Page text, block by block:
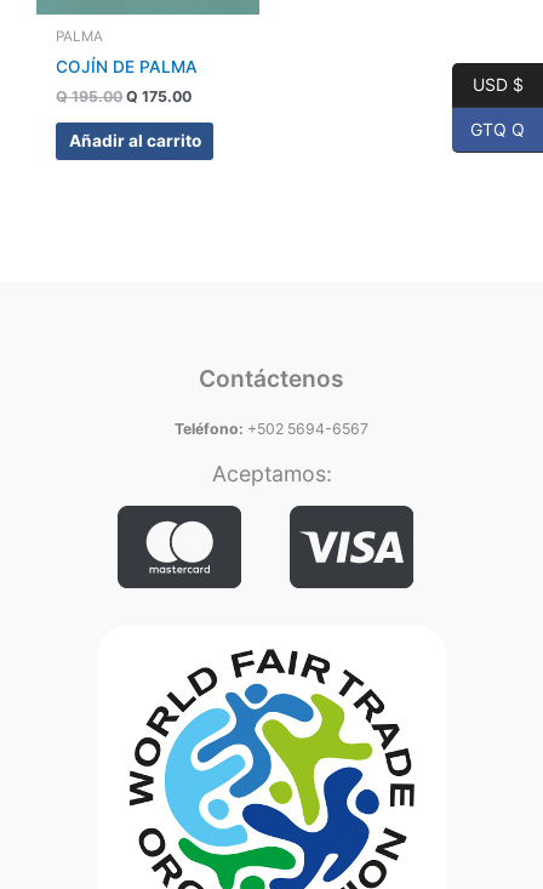
PALMA
COJÍN DE PALMA
Q195.00 Q 175.00
Añadir al carrito
Contáctenos
Teléfono: +502 5694-6567
Aceptamos:
USD $
GTQ Q